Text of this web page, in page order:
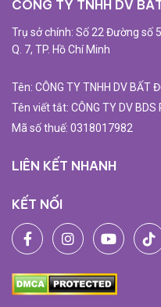
CÔNG TY TNHH DV
Trụ sở chính: Số 22 Đường số
Q. 7, TP. Hồ Chí Minh
Tên: CÔNG TY TNHH DV BẤT
Tên viết tắt: CÔNG TY DV BDS
Mã số thuế: 0318017982
LIÊN KẾT NHANH
KẾT NỐI